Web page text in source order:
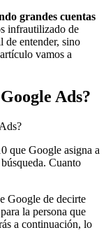
grandes cuentas
infrautilizado de
de entender, sino
vamos a
Ads?
que Google asigna a
Cuanto
Google de decirte
la persona que
a continuación, lo